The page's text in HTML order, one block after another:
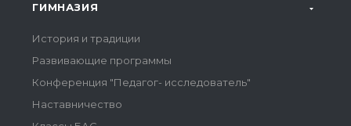
ГИМНАЗИЯ
История и традиции
Развивающие программы
Конференция "Педагог- исследователь"
Наставничество